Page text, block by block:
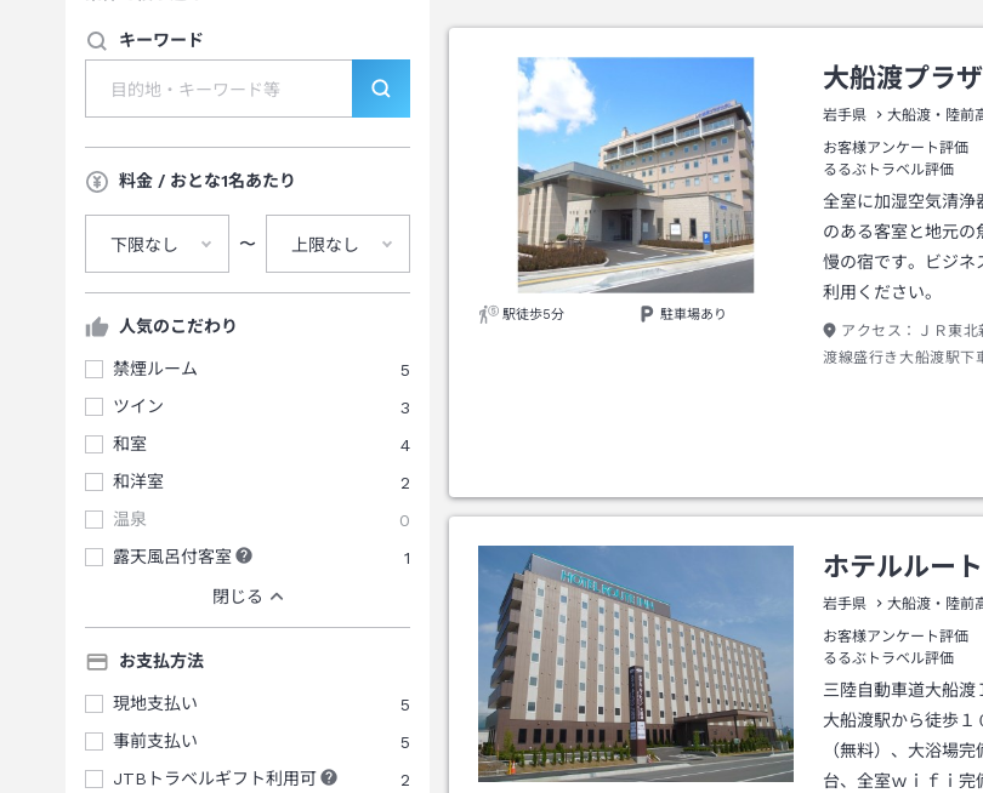
キーワード
料金 / おとな1名あたり
下限なし 〜 上限なし
人気のこだわり
禁煙ルーム
5
ツイン
3
和室
4
和洋室
2
温泉
0
露天風呂付客室
1
閉じる
お支払方法
現地支払い
5
事前支払い
5
JTBトラベルギフト利用可
2
駅徒歩5分 駐車場あり
大船渡プラ
岩手県 大船渡・陸前
お客様アンケート評価
るるぶトラベル評価
全室に加湿空気清浄
のある客室と地元の
慢の宿です。ビジネ
利用ください。
アクセス：
ＪＲ東
渡線盛行き大船渡駅
ホテルルー
岩手県 大船渡・陸前
お客様アンケート評価
るるぶトラベル評価
三陸自動車道大船渡
大船渡駅から徒歩１
（無料）、大浴場
台、全室ｗｉｆｉ完